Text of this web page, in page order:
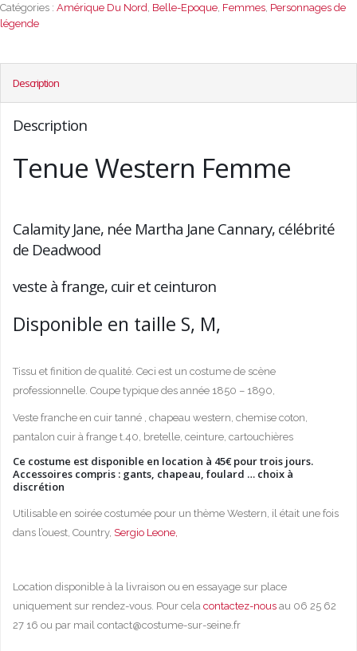
Catégories : Amérique Du Nord Belle-Epoque Femmes Personnages de
légende
Description
Description
Tenue Western Femme
Calamity Jane, née Martha Jane Cannary, célébrité
de Deadwood
veste à frange, cuir et ceinturon
Disponible en taille S, M,
Tissu et finition de qualité. Ceci est un costume de scène
professionnelle. Coupe typique des année 1850 – 1890,
Veste franche en cuir tanné , chapeau western, chemise coton,
pantalon cuir à frange t.40, bretelle, ceinture, cartouchières
Ce costume est disponible en location à 45€ pour trois jours.
Accessoires compris : gants, chapeau, foulard … choix à
discrétion
Utilisable en soirée costumée pour un thème Western, il était une fois
dans l’ouest, Country, Sergio Leone,
Location disponible à la livraison ou en essayage sur place
uniquement sur rendez-vous. Pour cela contactez-nous au 06 25 62
27 16 ou par mail contact@costume-sur-seine.fr